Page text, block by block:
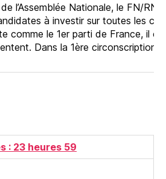
l’Assemblée Nationale, le FN/RN
à investir sur toutes les
comme le 1er parti de France, il
Dans la 1ère circonscription
: 23 heures 59